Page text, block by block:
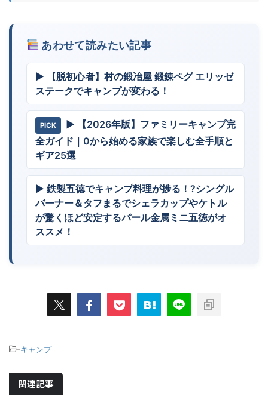
あわせて読みたい記事
▶ 【脱初心者】村の鍛冶屋 鍛錬ペグ エリッゼ
ステークでキャンプが変わる！
PICK
▶ 【2026年版】ファミリーキャンプ完
全ガイド｜0から始める家族で楽しむ全手順と
ギア25選
▶ 鉄製五徳でキャンプ料理が捗る！?シングル
バーナー＆タフまるでシェラカップやケトル
が驚くほど安定するパール金属ミニ五徳がオ
ススメ！
-キャンプ
関連記事